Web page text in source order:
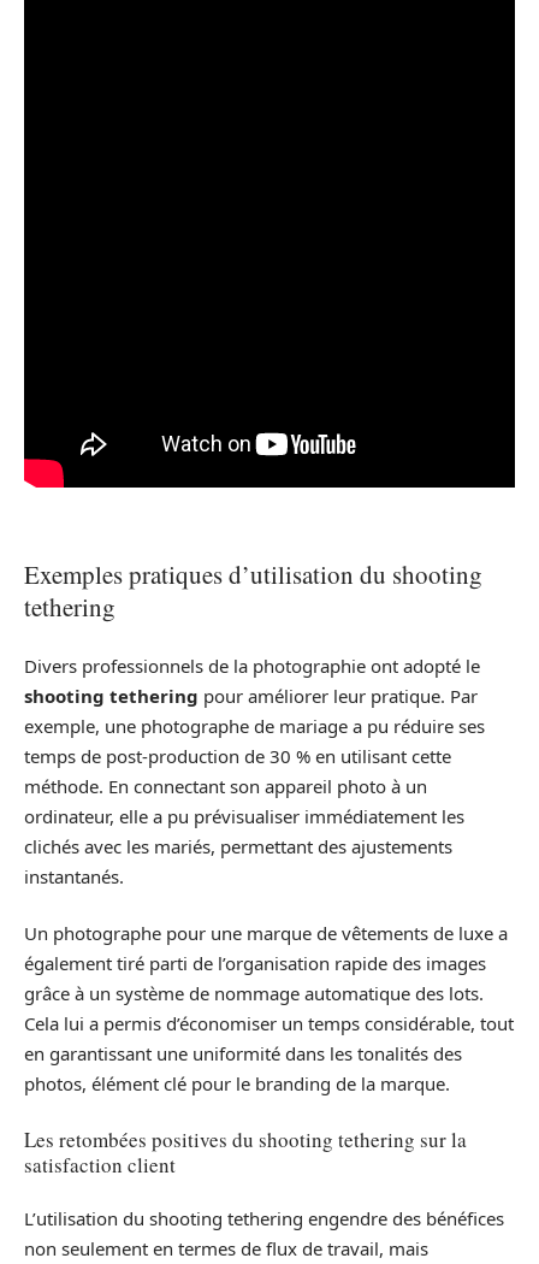
Exemples pratiques d’utilisation du shooting
tethering
Divers professionnels de la photographie ont adopté le
shooting tethering pour améliorer leur pratique. Par
exemple, une photographe de mariage a pu réduire ses
temps de post-production de 30 % en utilisant cette
méthode. En connectant son appareil photo à un
ordinateur, elle a pu prévisualiser immédiatement les
clichés avec les mariés, permettant des ajustements
instantanés.
Un photographe pour une marque de vêtements de luxe a
également tiré parti de l’organisation rapide des images
grâce à un système de nommage automatique des lots.
Cela lui a permis d’économiser un temps considérable, tout
en garantissant une uniformité dans les tonalités des
photos, élément clé pour le branding de la marque.
Les retombées positives du shooting tethering sur la
satisfaction client
L’utilisation du shooting tethering engendre des bénéfices
non seulement en termes de flux de travail, mais